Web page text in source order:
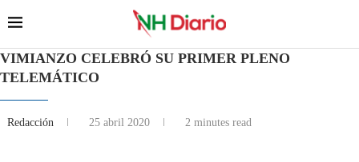
VIMIANZO CELEBRÓ SU PRIMER PLENO
TELEMÁTICO
Redacción 25 abril 2020 2 minutes read